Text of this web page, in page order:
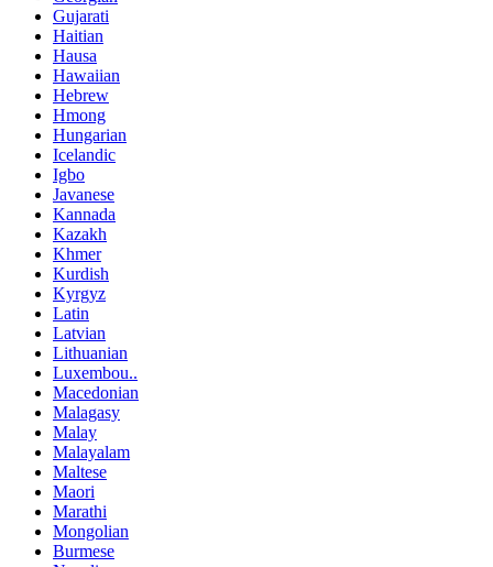
Gujarati
Haitian
Hausa
Hawaiian
Hebrew
Hmong
Hungarian
Icelandic
Igbo
Javanese
Kannada
Kazakh
Khmer
Kurdish
Kyrgyz
Latin
Latvian
Lithuanian
Luxembou..
Macedonian
Malagasy
Malay
Malayalam
Maltese
Maori
Marathi
Mongolian
Burmese